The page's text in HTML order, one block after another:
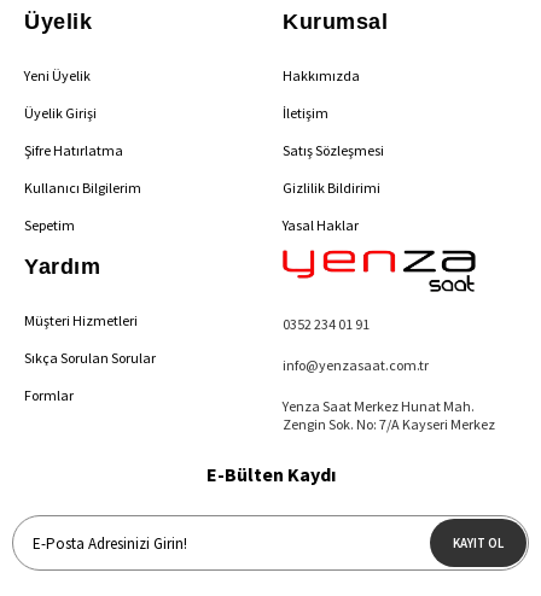
Üyelik
Yeni Üyelik
Üyelik Girişi
Şifre Hatırlatma
Kullanıcı Bilgilerim
Sepetim
Kurumsal
Hakkımızda
İletişim
Satış Sözleşmesi
Gizlilik Bildirimi
Yasal Haklar
Yardım
Müşteri Hizmetleri
Sıkça Sorulan Sorular
Formlar
0352 234 01 91
info@yenzasaat.com.tr
Yenza Saat Merkez Hunat Mah.
Zengin Sok. No: 7/A Kayseri Merkez
E-Bülten Kaydı
KAYIT OL